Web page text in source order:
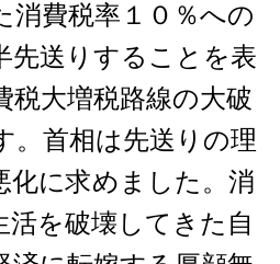
消費税率１０％への
先送りすることを表
税大増税路線の大破
。首相は先送りの理
化に求めました。消
活を破壊してきた自